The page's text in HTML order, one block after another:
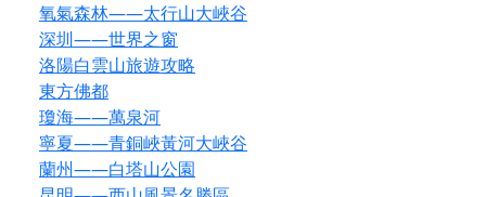
氧氣森林——太行山大峽谷
深圳——世界之窗
洛陽白雲山旅遊攻略
東方佛都
瓊海——萬泉河
寧夏——青銅峽黃河大峽谷
蘭州——白塔山公園